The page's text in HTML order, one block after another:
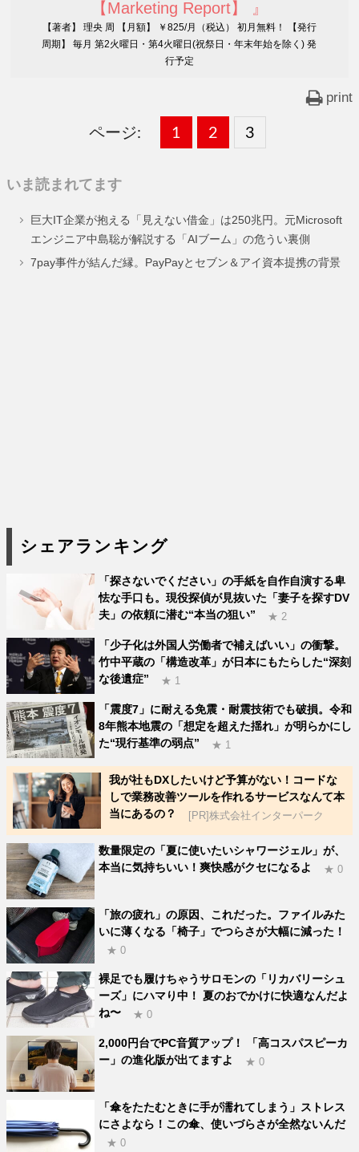
【Marketing Report】 』
【著者】 理央 周 【月額】 ￥825/月（税込） 初月無料！ 【発行
周期】 毎月 第2火曜日・第4火曜日(祝祭日・年末年始を除く) 発
行予定
print
ページ:
固
ー
ジ
1 ,
固
ー
ジ
2 ,
固
ー
ジ
3
いま読まれてます
巨大IT企業が抱える「見えない借金」は250兆円。元Microsoft
エンジニア中島聡が解説する「AIブーム」の危うい裏側
7pay事件が結んだ縁。PayPayとセブン＆アイ資本提携の背景
シェアランキング
「探さないでください」の手紙を自作自演する卑
怯な手口も。現役探偵が見抜いた「妻子を探すDV
夫」の依頼に潜む“本当の狙い”
★ 2
「少子化は外国人労働者で補えばいい」の衝撃。
竹中平蔵の「構造改革」が日本にもたらした“深刻
な後遺症”
★ 1
「震度7」に耐える免震・耐震技術でも破損。令和
8年熊本地震の「想定を超えた揺れ」が明らかにし
た“現行基準の弱点”
★ 1
我が社もDXしたいけど予算がない！コードな
しで業務改善ツールを作れるサービスなんて本
当にあるの？
[PR]株式会社インターパーク
数量限定の「夏に使いたいシャワージェル」が、
本当に気持ちいい！爽快感がクセになるよ
★ 0
「旅の疲れ」の原因、これだった。ファイルみた
いに薄くなる「椅子」でつらさが大幅に減った！
★ 0
裸足でも履けちゃうサロモンの「リカバリーシュ
ーズ」にハマり中！ 夏のおでかけに快適なんだよ
ね〜
★ 0
2,000円台でPC音質アップ！ 「高コスパスピーカ
ー」の進化版が出てますよ
★ 0
「傘をたたむときに手が濡れてしまう」ストレス
にさよなら！この傘、使いづらさが全然ないんだ
★ 0